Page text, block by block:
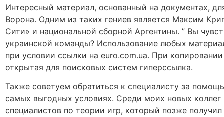
Интересный материал, основанный на документах,
Ворона. Одним из таких гениев является Максим
Сити» и национальной сборной Аргентины. ” Вы
украинской команды? Использование любых
при условии ссылки на euro.com.ua. При
открытая для поисковых систем гиперссылка.
Также советуем обратиться к специалисту за
самых выгодных условиях. Среди моих новых
специалистов по теории игр, который позже